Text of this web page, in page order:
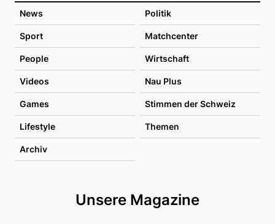
News Politik
Sport Matchcenter
People Wirtschaft
Videos Nau Plus
Games Stimmen der Schweiz
Lifestyle Themen
Archiv
Unsere Magazine